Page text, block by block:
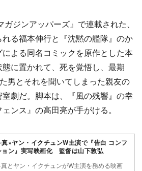
ジンアッパーズ』で連載された、
れる福本伸行と『沈黙の艦隊』のか
よる同名コミックを原作とした本
に置かれて、死を覚悟し、最期
男とそれを聞いてしまった親友の
劇だ。脚本は、『風の残響』の幸
ンス』の高田亮が手がける。
×ヤン・イクチュンW主演で『告白 コンフ
ョン』実写映画化 監督は山下敦弘
とヤン・イクチュンがW主演を務める映画